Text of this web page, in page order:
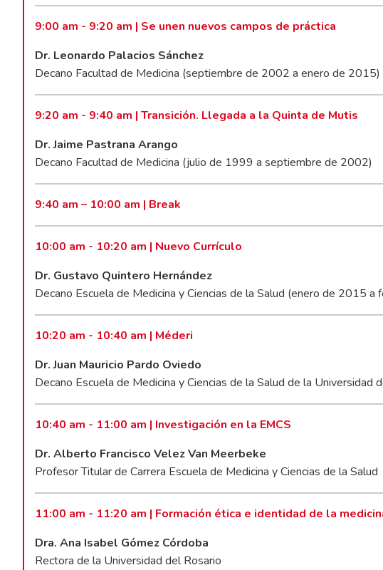
9:00 am - 9:20 am | Se unen nuevos campos de práctica
Dr. Leonardo Palacios Sánchez
Decano Facultad de Medicina (septiembre de 2002 a enero de 2015)
9:20 am - 9:40 am | Transición. Llegada a la Quinta de Mutis
Dr. Jaime Pastrana Arango
Decano Facultad de Medicina (julio de 1999 a septiembre de 2002)
9:40 am – 10:00 am | Break
10:00 am - 10:20 am | Nuevo Currículo
Dr. Gustavo Quintero Hernández
Decano Escuela de Medicina y Ciencias de la Salud (enero de 2015
10:20 am - 10:40 am | Méderi
Dr. Juan Mauricio Pardo Oviedo
Decano Escuela de Medicina y Ciencias de la Salud de la Universidad
10:40 am - 11:00 am | Investigación en la EMCS
Dr. Alberto Francisco Velez Van Meerbeke
Profesor Titular de Carrera Escuela de Medicina y Ciencias de la Salud
11:00 am - 11:20 am | Formación ética e identidad de la
Dra. Ana Isabel Gómez Córdoba
Rectora de la Universidad del Rosario